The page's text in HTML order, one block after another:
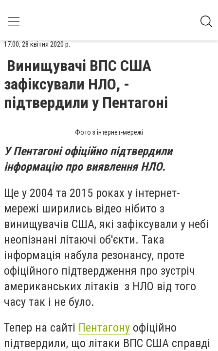
17:00, 28 квітня 2020 р.
Винищувачі ВПС США
зафіксували НЛО, -
підтвердили у Пентагоні
Фото з інтернет-мережі
У Пентагоні офіційно підтвердили
інформацію про виявлення НЛО.
Ще у 2004 та 2015 роках у інтернет-
мережі ширились відео нібито з
винищувачів США, які зафіксували у небі
неопізнані літаючі об'єкти. Така
інформація набула резонансу, проте
офіційного підтвердження про зустріч
американських літаків з НЛО від того
часу так і не було.
Тепер на сайті Пентагону офіційно
підтвердили, що літаки ВПС США справді